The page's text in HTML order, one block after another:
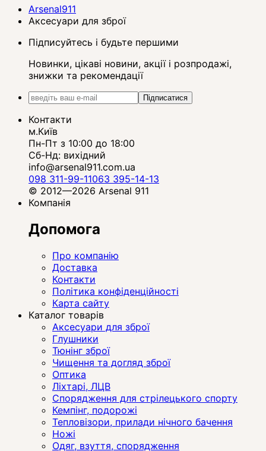
Arsenal911
Аксесуари для зброї
Підписуйтесь і будьте першими
Новинки, цікаві новини, акції і розпродажі,
знижки та рекомендації
Підписатися
Контакти
м.Київ
Пн-Пт з 10:00 до 18:00
Сб-Нд: вихідний
info@arsenal911.com.ua
098 311-99-11063 395-14-13
© 2012—2026 Arsenal 911
Компанія
Допомога
Про компанію
Доставка
Контакти
Політика конфіденційності
Карта сайту
Каталог товарів
Аксесуари для зброї
Глушники
Тюнінг зброї
Чищення та догляд зброї
Оптика
Ліхтарі, ЛЦВ
Спорядження для стрілецького спорту
Кемпінг, подорожі
Тепловізори, прилади нічного бачення
Ножі
Одяг, взуття, спорядження